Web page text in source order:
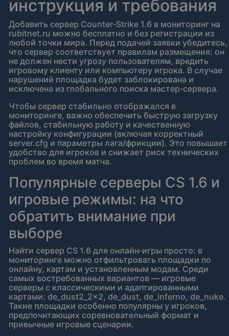
инструкция и требования
Добавить сервер Counter‑Strike 1.6 в мониторинг на
rubitnet.ru можно бесплатно и без регистрации из
любой точки мира. Перед подачей заявки убедитесь,
что сервер соответствует правилам размещения: он
не должен нести угрозу пользователям, вредить
игровому клиенту или компьютеру игрока. В случае
нарушений площадка будет заблокирована и
исключена из глобального поиска мастер‑сервера.
Чтобы сервер стабильно отображался в
мониторинге, важно обеспечить быструю загрузку
файлов, стабильную работу и качественную
настройку конфигурации (включая корректный
server.cfg и параметры лага/фрикции). Это повышает
удобство для игроков и снижает риск технических
проблем во время матча.
Популярные серверы CS 1.6 и
игровые режимы: на что
обратить внимание при
выборе
Найти сервер CS 1.6 для онлайн‑игры просто: в
мониторинге можно отфильтровать площадки по
онлайну, картам и установленным модам. Среди
самых востребованных вариантов — игровые
серверы с классическими и адаптированными
картами: de_dust2_2x2, de_dust, de_inferno, de_nuke.
Такие площадки особенно популярны у игроков,
предпочитающих соревновательный формат и
привычные игровые сценарии.